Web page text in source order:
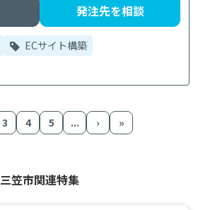
発注先を相談
ECサイト構築
3 4 5 ... › »
三笠市関連特集